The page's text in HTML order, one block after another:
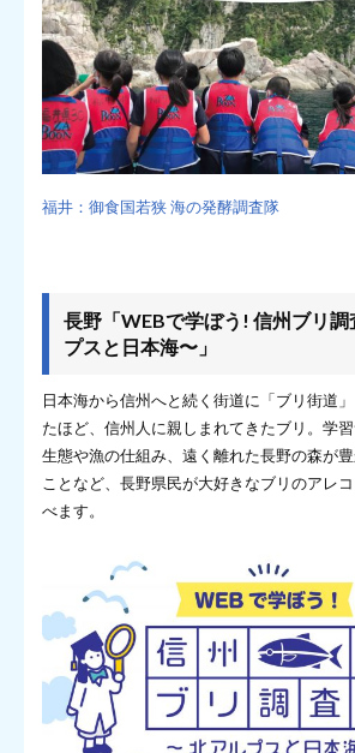
福井：御食国若狭 海の発酵調査隊
長野「WEBで学ぼう! 信州ブリ調
プスと日本海〜」
日本海から信州へと続く街道に「ブリ街道
たほど、信州人に親しまれてきたブリ。学
生態や漁の仕組み、遠く離れた長野の森が
ことなど、長野県民が大好きなブリのアレ
べます。